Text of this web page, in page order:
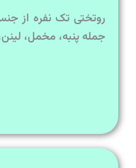
روتختی تک نفره از
جمله پنبه، مخمل،